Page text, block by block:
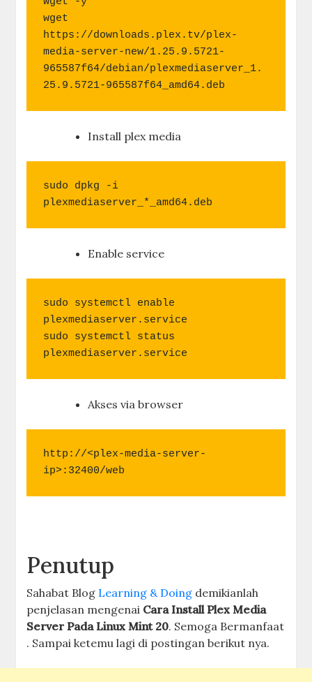
wget
https://downloads.plex.tv/plex-
media-server-new/1.25.9.5721-
965587f64/debian/plexmediaserver_1.
25.9.5721-965587f64_amd64.deb
Install plex media
sudo dpkg -i
plexmediaserver_*_amd64.deb
Enable service
sudo systemctl enable
plexmediaserver.service
sudo systemctl status
plexmediaserver.service
Akses via browser
http://<plex-media-server-
ip>:32400/web
Penutup
Sahabat Blog Learning & Doing demikianlah
penjelasan mengenai Cara Install Plex Media
Server Pada Linux Mint 20. Semoga Bermanfaat
. Sampai ketemu lagi di postingan berikut nya.